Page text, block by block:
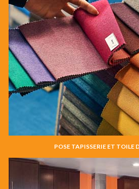
POSE TAPISSERIE ET TOILE